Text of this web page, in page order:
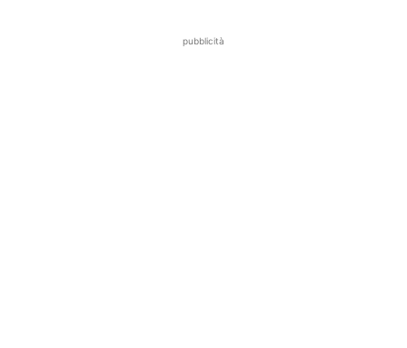
pubblicità